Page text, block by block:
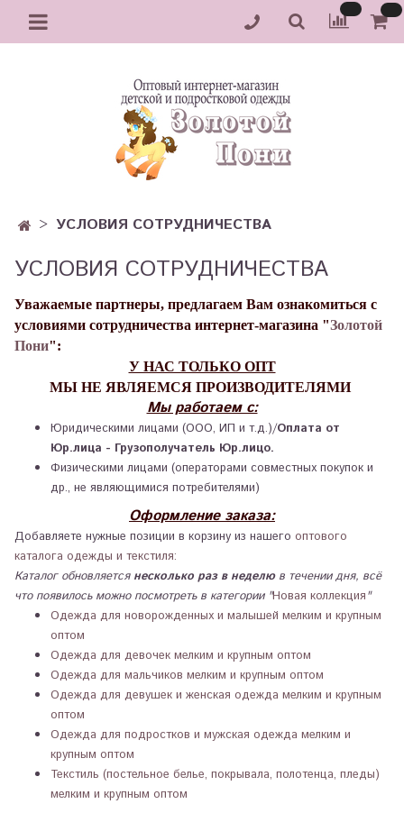
УСЛОВИЯ СОТРУДНИЧЕСТВА
УСЛОВИЯ СОТРУДНИЧЕСТВА
Уважаемые партнеры, предлагаем Вам ознакомиться с
условиями сотрудничества интернет-магазина "Золотой
Пони":
У НАС ТОЛЬКО ОПТ
МЫ НЕ ЯВЛЯЕМСЯ ПРОИЗВОДИТЕЛЯМИ
Мы работаем с:
Юридическими лицами (ООО, ИП и т.д.)/Оплата от
Юр.лица - Грузополучатель Юр.лицо.
Физическими лицами (операторами совместных покупок и
др., не являющимися потребителями)
Оформление заказа:
Добавляете нужные позиции в корзину из нашего оптового
каталога одежды и текстиля:
Каталог обновляется несколько раз в неделюв течении дня, всё
что появилось можно посмотреть в категории "Новая коллекция"
Одежда для новорожденных и малышей мелким и крупным
оптом
Одежда для девочек мелким и крупным оптом
Одежда для мальчиков мелким и крупным оптом
Одежда для девушек и женская одежда мелким и крупным
оптом
Одежда для подростков и мужская одежда мелким и
крупным оптом
Текстиль (постельное белье, покрывала, полотенца, пледы)
мелким и крупным оптом